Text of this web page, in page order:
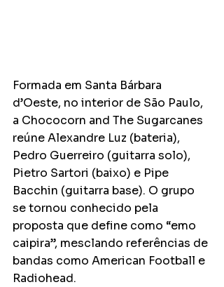
Formada em Santa Bárbara
d’Oeste, no interior de São Paulo,
a Chococorn and The Sugarcanes
reúne Alexandre Luz (bateria),
Pedro Guerreiro (guitarra solo),
Pietro Sartori (baixo) e Pipe
Bacchin (guitarra base). O grupo
se tornou conhecido pela
proposta que define como “emo
caipira”, mesclando referências de
bandas como American Football e
Radiohead.